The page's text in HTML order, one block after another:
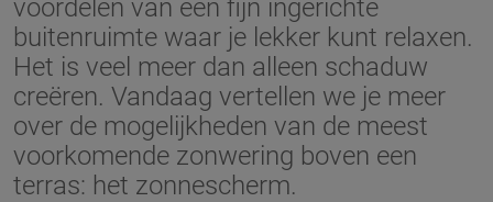
voordelen van een fijn ingerichte
buitenruimte waar je lekker kunt relaxen.
Het is veel meer dan alleen schaduw
creëren. Vandaag vertellen we je meer
over de mogelijkheden van de meest
voorkomende zonwering boven een
terras: het zonnescherm.